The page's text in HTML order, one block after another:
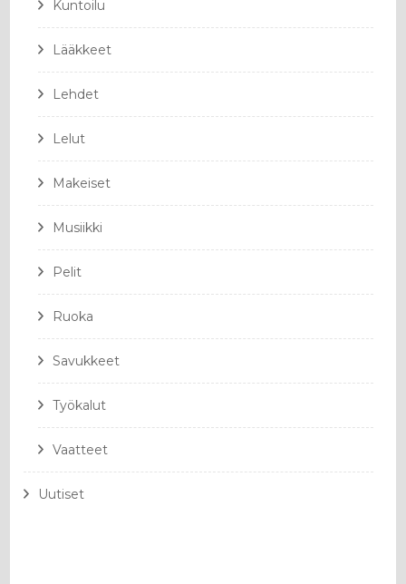
Kuntoilu
Lääkkeet
Lehdet
Lelut
Makeiset
Musiikki
Pelit
Ruoka
Savukkeet
Työkalut
Vaatteet
Uutiset